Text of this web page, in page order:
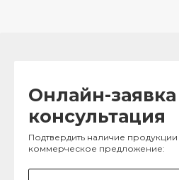
Онлайн-
консультация
Подтвердить наличие продукции
коммерческое предложение: